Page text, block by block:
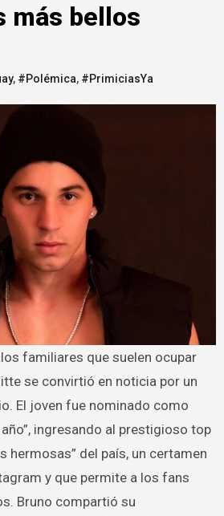
más bellos
, #Polémica, #PrimiciasYa
se convirtió en noticia por un
El joven fue nominado como
ingresando al prestigioso top
hermosas” del país, un certamen
y que permite a los fans
Bruno compartió su